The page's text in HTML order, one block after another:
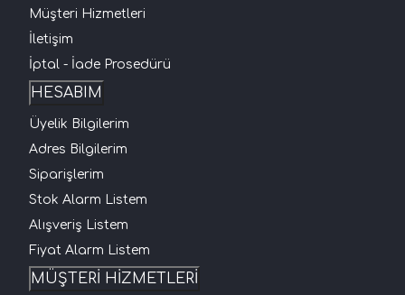
Müşteri Hizmetleri
İletişim
İptal - İade Prosedürü
HESABIM
Üyelik Bilgilerim
Adres Bilgilerim
Siparişlerim
Stok Alarm Listem
Alışveriş Listem
Fiyat Alarm Listem
MÜŞTERİ HİZMETLERİ